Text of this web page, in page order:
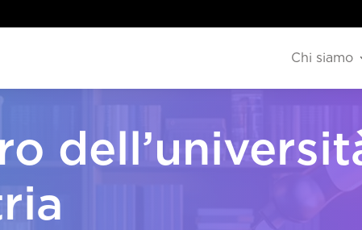
Chi siamo